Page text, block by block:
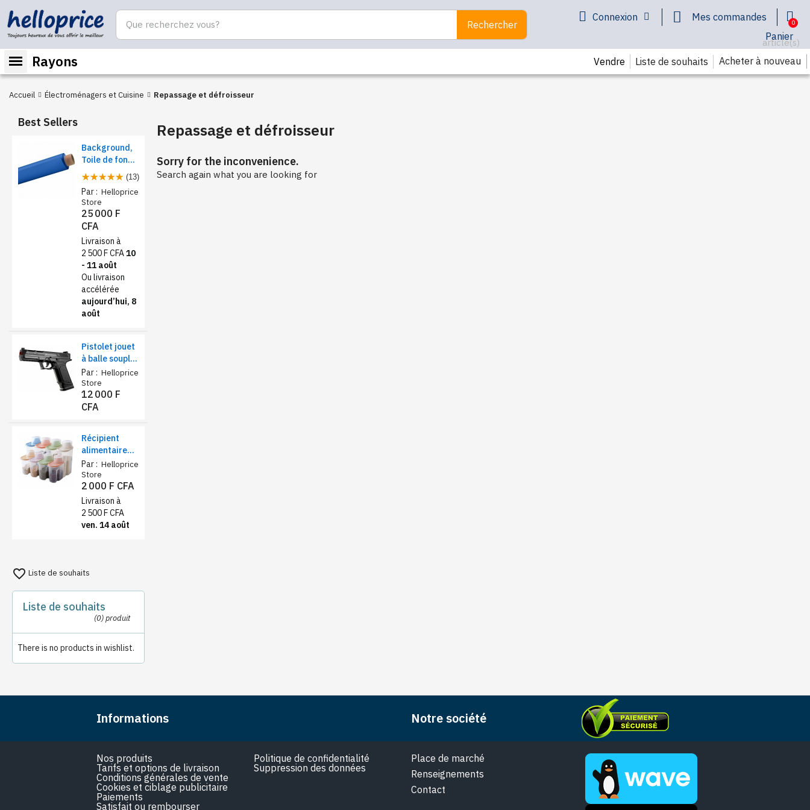
Rechercher
Connexion
Mes commandes
Panier
article(s)
Rayons Vendre Liste de souhaits Acheter à nouveau
Accueil Électroménagers et Cuisine Repassage et défroisseur
Best Sellers
Background,
Toile de fond
papier pour
studio photo -
Rose foncé
(13)
Par : Helloprice
Store
25 000 F
CFA
Livraison à
2 500 F CFA10
- 11 août
Ou livraison
accélérée
aujourd’hui, 8
août
Pistolet jouet
à balle souple
sécurisé –
Éjection de
coquilles et
chargeur
Par : Helloprice
Store
12 000 F
CFA
Récipient
alimentaire
de stockage
1,9L – farine,
sucre et thé
Par : Helloprice
Store
2 000 F CFA
Livraison à
2 500 F CFA
ven. 14 août
favorite_border Liste de souhaits
Liste de souhaits
(0)produit
There is no products in wishlist.
Repassage et défroisseur
Sorry for the inconvenience.
Search again what you are looking for
Informations Notre société
Nos produits
Tarifs et options de livraison
Conditions générales de vente
Cookies et ciblage publicitaire
Paiements
Satisfait ou rembourser
Politique de confidentialité
Suppression des données
Place de marché
Renseignements
Contact